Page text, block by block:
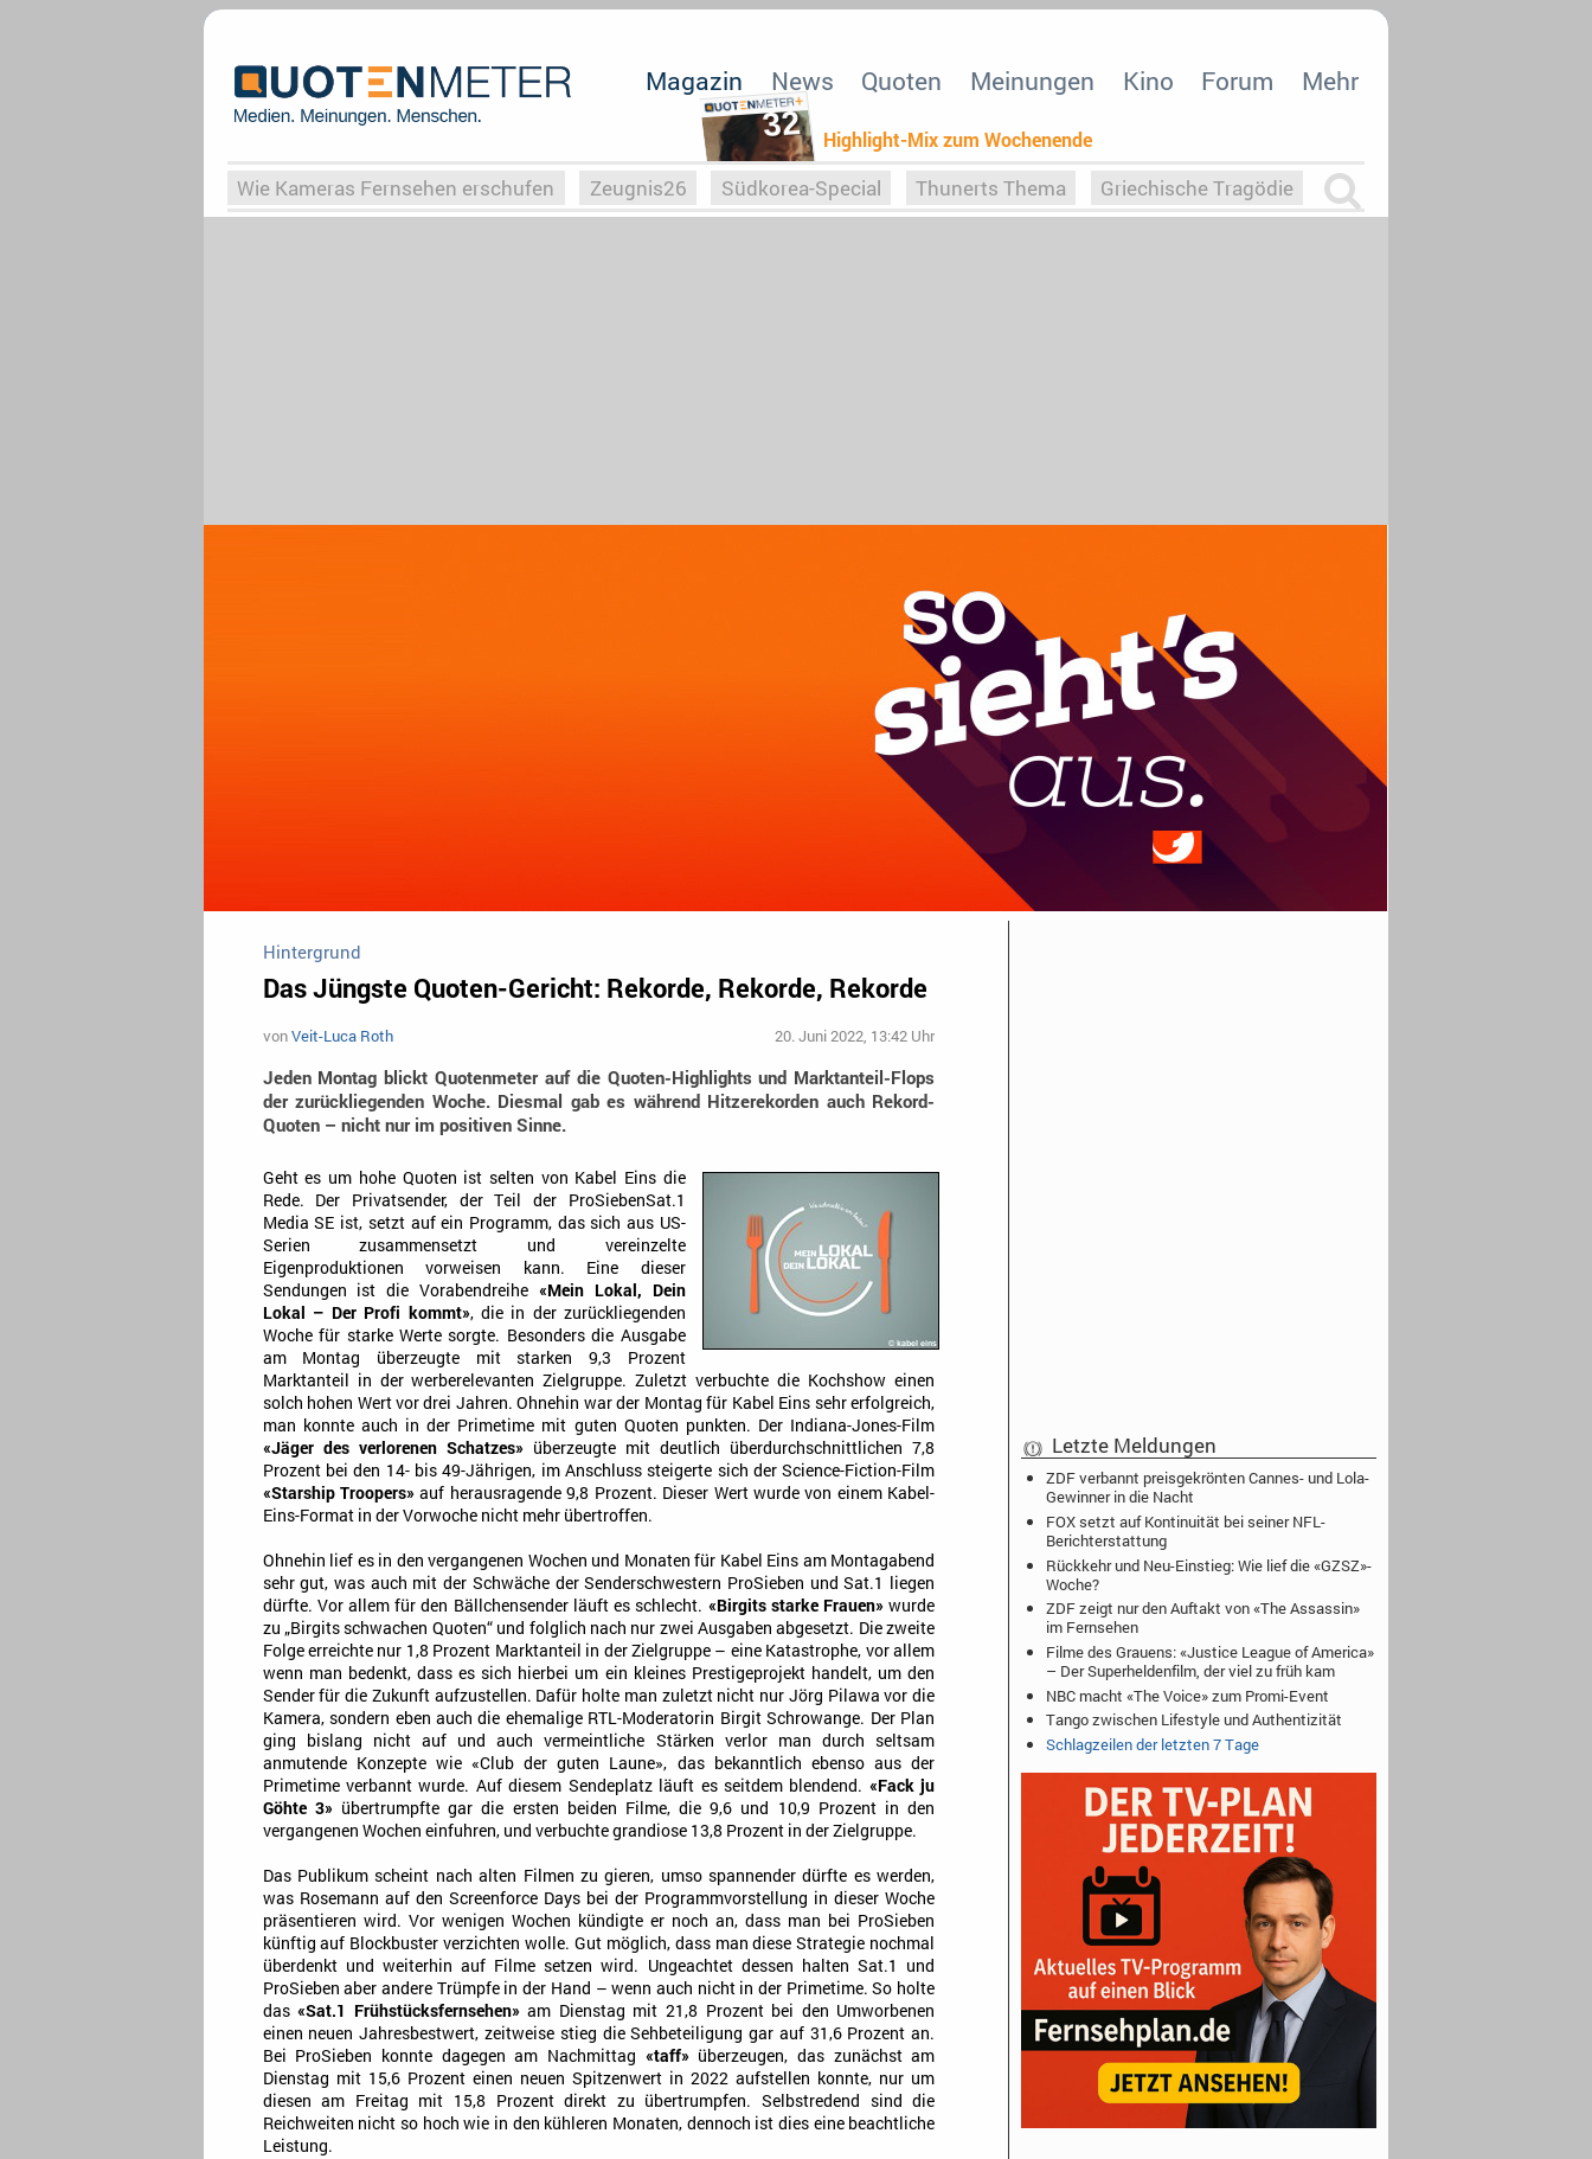
32 Highlight-Mix zum Wochenende
Magazin News Quoten Meinungen Kino Forum Mehr
Wie Kameras Fernsehen erschufen Zeugnis26 Südkorea-Special Thunerts Thema Griechische Tragödie
Hintergrund
Das Jüngste Quoten-Gericht: Rekorde, Rekorde, Rekorde
vonVeit-Luca Roth 20. Juni 2022, 13:42 Uhr
Jeden Montag blickt Quotenmeter auf die Quoten-Highlights und Marktanteil-Flops
der zurückliegenden Woche. Diesmal gab es während Hitzerekorden auch Rekord-
Quoten – nicht nur im positiven Sinne.
Geht es um hohe Quoten ist selten von Kabel Eins die
Rede. Der Privatsender, der Teil der ProSiebenSat.1
Media SE ist, setzt auf ein Programm, das sich aus US-
Serien zusammensetzt und vereinzelte
Eigenproduktionen vorweisen kann. Eine dieser
Sendungen ist die Vorabendreihe«Mein Lokal, Dein
Lokal – Der Profi kommt», die in der zurückliegenden
Woche für starke Werte sorgte. Besonders die Ausgabe
am Montag überzeugte mit starken 9,3 Prozent
Marktanteil in der werberelevanten Zielgruppe. Zuletzt verbuchte die Kochshow einen
solch hohen Wert vor drei Jahren. Ohnehin war der Montag für Kabel Eins sehr erfolgreich,
man konnte auch in der Primetime mit guten Quoten punkten. Der Indiana-Jones-Film
«Jäger des verlorenen Schatzes» überzeugte mit deutlich überdurchschnittlichen 7,8
Prozent bei den 14- bis 49-Jährigen, im Anschluss steigerte sich der Science-Fiction-Film
«Starship Troopers» auf herausragende 9,8 Prozent. Dieser Wert wurde von einem Kabel-
Eins-Format in der Vorwoche nicht mehr übertroffen.
Ohnehin lief es in den vergangenen Wochen und Monaten für Kabel Eins am Montagabend
sehr gut, was auch mit der Schwäche der Senderschwestern ProSieben und Sat.1 liegen
dürfte. Vor allem für den Bällchensender läuft es schlecht. «Birgits starke Frauen» wurde
zu „Birgits schwachen Quoten“ und folglich nach nur zwei Ausgaben abgesetzt. Die zweite
Folge erreichte nur 1,8 Prozent Marktanteil in der Zielgruppe – eine Katastrophe, vor allem
wenn man bedenkt, dass es sich hierbei um ein kleines Prestigeprojekt handelt, um den
Sender für die Zukunft aufzustellen. Dafür holte man zuletzt nicht nur Jörg Pilawa vor die
Kamera, sondern eben auch die ehemalige RTL-Moderatorin Birgit Schrowange. Der Plan
ging bislang nicht auf und auch vermeintliche Stärken verlor man durch seltsam
anmutende Konzepte wie «Club der guten Laune», das bekanntlich ebenso aus der
Primetime verbannt wurde. Auf diesem Sendeplatz läuft es seitdem blendend. «Fack ju
Göhte 3» übertrumpfte gar die ersten beiden Filme, die 9,6 und 10,9 Prozent in den
vergangenen Wochen einfuhren, und verbuchte grandiose 13,8 Prozent in der Zielgruppe.
Das Publikum scheint nach alten Filmen zu gieren, umso spannender dürfte es werden,
was Rosemann auf den Screenforce Days bei der Programmvorstellung in dieser Woche
präsentieren wird. Vor wenigen Wochen kündigte er noch an, dass man bei ProSieben
künftig auf Blockbuster verzichten wolle. Gut möglich, dass man diese Strategie nochmal
überdenkt und weiterhin auf Filme setzen wird. Ungeachtet dessen halten Sat.1 und
ProSieben aber andere Trümpfe in der Hand – wenn auch nicht in der Primetime. So holte
das«Sat.1 Frühstücksfernsehen» am Dienstag mit 21,8 Prozent bei den Umworbenen
einen neuen Jahresbestwert, zeitweise stieg die Sehbeteiligung gar auf 31,6 Prozent an.
Bei ProSieben konnte dagegen am Nachmittag «taff» überzeugen, das zunächst am
Dienstag mit 15,6 Prozent einen neuen Spitzenwert in 2022 aufstellen konnte, nur um
diesen am Freitag mit 15,8 Prozent direkt zu übertrumpfen. Selbstredend sind die
Reichweiten nicht so hoch wie in den kühleren Monaten, dennoch ist dies eine beachtliche
Leistung.
Letzte Meldungen
ZDF verbannt preisgekrönten Cannes- und Lola-
Gewinner in die Nacht
FOX setzt auf Kontinuität bei seiner NFL-
Berichterstattung
Rückkehr und Neu-Einstieg: Wie lief die «GZSZ»-
Woche?
ZDF zeigt nur den Auftakt von «The Assassin»
im Fernsehen
Filme des Grauens: «Justice League of America»
– Der Superheldenfilm, der viel zu früh kam
NBC macht «The Voice» zum Promi-Event
Tango zwischen Lifestyle und Authentizität
Schlagzeilen der letzten 7 Tage